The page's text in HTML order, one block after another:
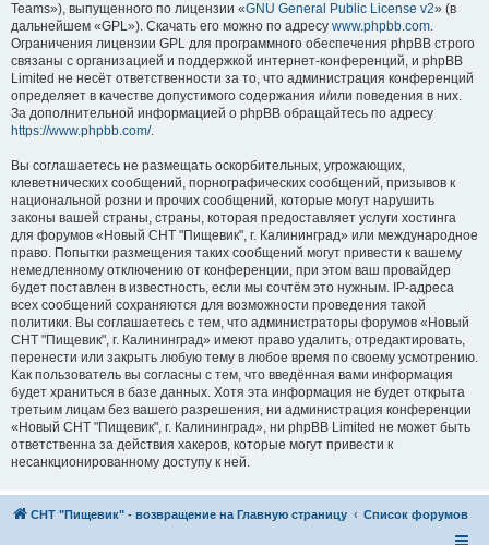
Teams»), выпущенного по лицензии «GNU General Public License v2» (в
дальнейшем «GPL»). Скачать его можно по адресу www.phpbb.com.
Ограничения лицензии GPL для программного обеспечения phpBB строго
связаны с организацией и поддержкой интернет-конференций, и phpBB
Limited не несёт ответственности за то, что администрация конференций
определяет в качестве допустимого содержания и/или поведения в них.
За дополнительной информацией о phpBB обращайтесь по адресу
https://www.phpbb.com/.
Вы соглашаетесь не размещать оскорбительных, угрожающих,
клеветнических сообщений, порнографических сообщений, призывов к
национальной розни и прочих сообщений, которые могут нарушить
законы вашей страны, страны, которая предоставляет услуги хостинга
для форумов «Новый СНТ "Пищевик", г. Калининград» или международное
право. Попытки размещения таких сообщений могут привести к вашему
немедленному отключению от конференции, при этом ваш провайдер
будет поставлен в известность, если мы сочтём это нужным. IP-адреса
всех сообщений сохраняются для возможности проведения такой
политики. Вы соглашаетесь с тем, что администраторы форумов «Новый
СНТ "Пищевик", г. Калининград» имеют право удалить, отредактировать,
перенести или закрыть любую тему в любое время по своему усмотрению.
Как пользователь вы согласны с тем, что введённая вами информация
будет храниться в базе данных. Хотя эта информация не будет открыта
третьим лицам без вашего разрешения, ни администрация конференции
«Новый СНТ "Пищевик", г. Калининград», ни phpBB Limited не может быть
ответственна за действия хакеров, которые могут привести к
несанкционированному доступу к ней.
СНТ "Пищевик" - возвращение на Главную страницу Список форумов